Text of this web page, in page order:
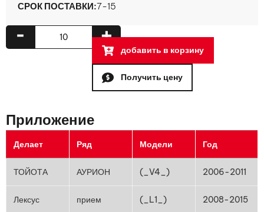
СРОК ПОСТАВКИ:7-15
+
-
добавить в корзину
Получить цену
Приложение
Делает Ряд Модели Год
ТОЙОТА АУРИОН (_V4_) 2006-2011
Лексус прием (_L1_) 2008-2015